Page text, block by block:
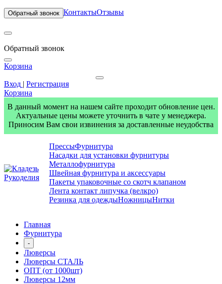
Обратный звонок КонтактыОтзывы
Обратный звонок
Корзина
Вход | Регистрация
Корзина
В данный момент на нашем сайте проходит обновление цен.
Актуальные цены можете уточнить в чате у менеджера.
Приносим Вам свои извинения за доставленные неудобства
ПрессыФурнитура
Насадки для установки фурнитуры
Металлофурнитура
Швейная фурнитура и аксессуары
Пакеты упаковочные со скотч клапаном
Лента контакт липучка (велкро)
Резинка для одеждыНожницыНитки
Главная
Фурнитура
-
Люверсы
Люверсы СТАЛЬ
ОПТ (от 1000шт)
Люверсы 12мм